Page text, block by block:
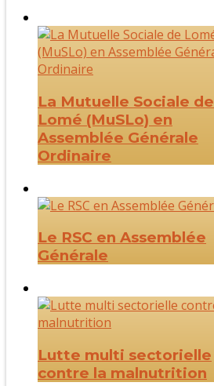
La Mutuelle Sociale de
Lomé (MuSLo) en
Assemblée Générale
Ordinaire
Le RSC en Assemblée
Générale
Lutte multi sectorielle
contre la malnutrition